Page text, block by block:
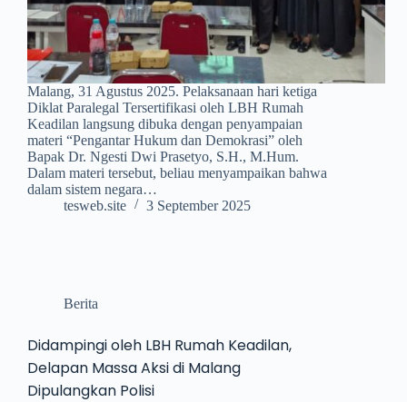
Malang, 31 Agustus 2025. Pelaksanaan hari ketiga
Diklat Paralegal Tersertifikasi oleh LBH Rumah
Keadilan langsung dibuka dengan penyampaian
materi “Pengantar Hukum dan Demokrasi” oleh
Bapak Dr. Ngesti Dwi Prasetyo, S.H., M.Hum.
Dalam materi tersebut, beliau menyampaikan bahwa
dalam sistem negara…
tesweb.site
3 September 2025
Berita
Didampingi oleh LBH Rumah Keadilan,
Delapan Massa Aksi di Malang
Dipulangkan Polisi